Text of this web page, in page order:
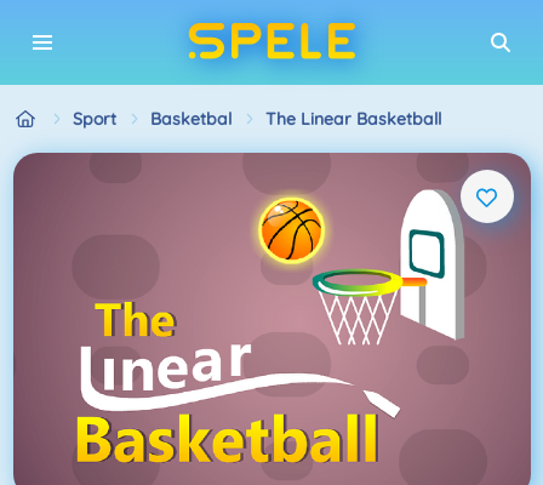
Sport Basketbal The Linear Basketball